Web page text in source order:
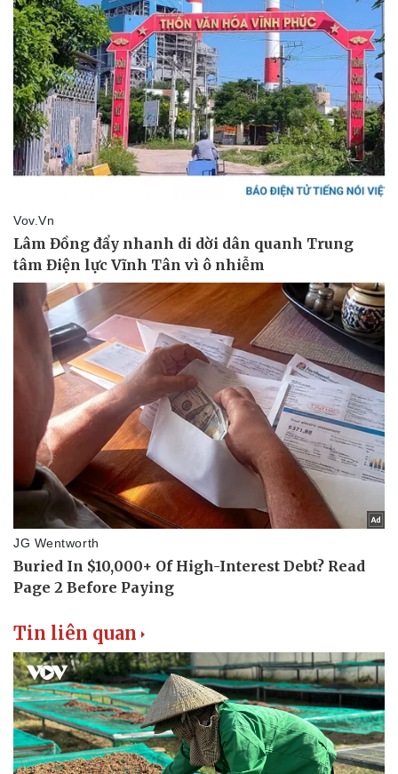
Thể thao
Bóng đá
Lịch thi đấu bóng đá
Thế giới thể thao
eSports
Ô tô - Xe máy
Ô tô
Xe máy
Tư vấn
Tin liên quan